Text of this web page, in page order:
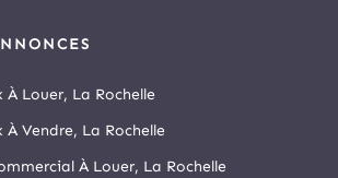
À Louer, La Rochelle
À Vendre, La Rochelle
À Louer, La Rochelle